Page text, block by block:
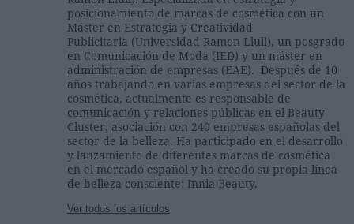
posicionamiento de marcas de cosmética con un
Máster en Estrategia y Creatividad
Publicitaria (Universidad Ramon Llull), un posgrado
en Comunicación de Moda (IED) y un máster en
administración de empresas (EAE). Después de 10
años trabajando en varias empresas del sector de la
cosmética, actualmente es responsable de
comunicación y relaciones públicas en el Beauty
Cluster, asociación con 240 empresas españolas del
sector de la belleza. Ha participado en el desarrollo
y lanzamiento de diferentes marcas de cosmética
en el mercado español y ha creado su propia línea
de belleza consciente: Innia Beauty.
Ver todos los artículos